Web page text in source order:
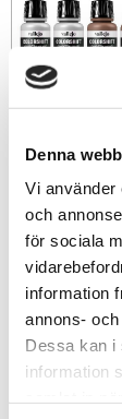
Denna
Vi använder
och
för sociala
information
annons-
Dessa kan i
information
275sek
-
Lagerstatus
Artikelnr